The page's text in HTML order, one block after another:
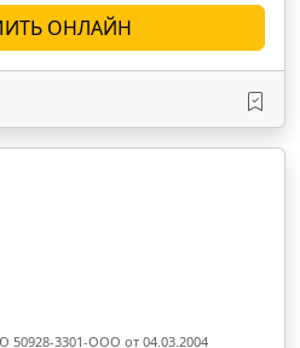
ОНЛАЙН
50928-3301-ООО от 04.03.2004